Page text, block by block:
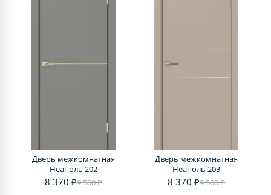
Дверь межкомнатная
Неаполь 202
8 370 ₽9 500 ₽
Дверь межкомнатная
Неаполь 203
8 370 ₽9 500 ₽